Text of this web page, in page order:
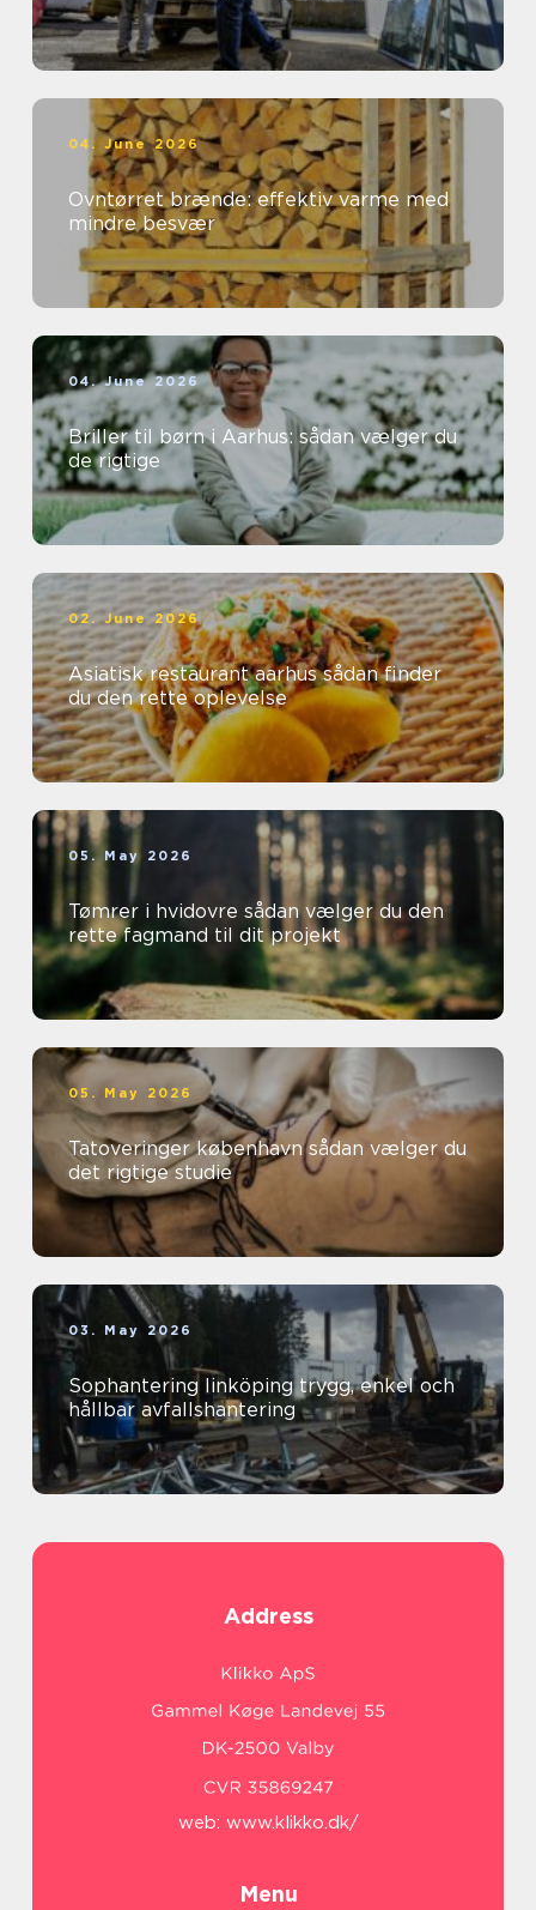
04. June 2026
Ovntørret brænde: effektiv varme med
mindre besvær
04. June 2026
Briller til børn i Aarhus: sådan vælger du
de rigtige
02. June 2026
Asiatisk restaurant aarhus sådan finder
du den rette oplevelse
05. May 2026
Tømrer i hvidovre sådan vælger du den
rette fagmand til dit projekt
05. May 2026
Tatoveringer københavn sådan vælger du
det rigtige studie
03. May 2026
Sophantering linköping trygg, enkel och
hållbar avfallshantering
Address
web: www.klikko.dk/
Menu